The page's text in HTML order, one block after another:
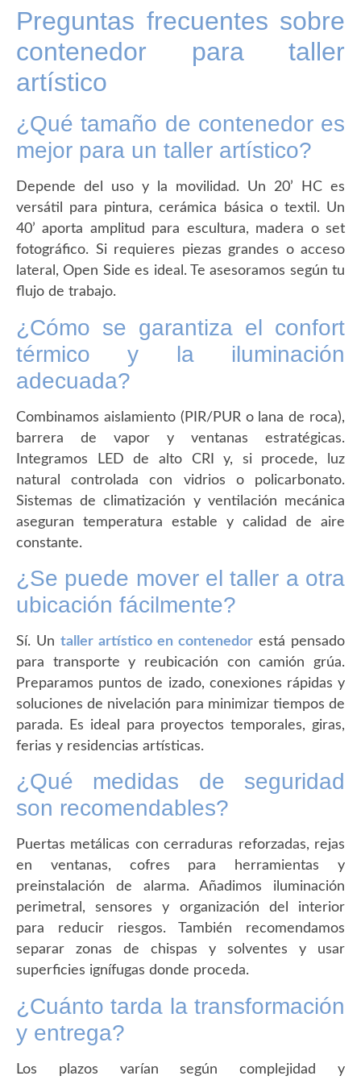
Preguntas frecuentes sobre
contenedor para taller
artístico
¿Qué tamaño de contenedor es
mejor para un taller artístico?
Depende del uso y la movilidad. Un 20’ HC es
versátil para pintura, cerámica básica o textil. Un
40’ aporta amplitud para escultura, madera o set
fotográfico. Si requieres piezas grandes o acceso
lateral, Open Side es ideal. Te asesoramos según tu
flujo de trabajo.
¿Cómo se garantiza el confort
térmico y la iluminación
adecuada?
Combinamos aislamiento (PIR/PUR o lana de roca),
barrera de vapor y ventanas estratégicas.
Integramos LED de alto CRI y, si procede, luz
natural controlada con vidrios o policarbonato.
Sistemas de climatización y ventilación mecánica
aseguran temperatura estable y calidad de aire
constante.
¿Se puede mover el taller a otra
ubicación fácilmente?
Sí. Un taller artístico en contenedor está pensado
para transporte y reubicación con camión grúa.
Preparamos puntos de izado, conexiones rápidas y
soluciones de nivelación para minimizar tiempos de
parada. Es ideal para proyectos temporales, giras,
ferias y residencias artísticas.
¿Qué medidas de seguridad
son recomendables?
Puertas metálicas con cerraduras reforzadas, rejas
en ventanas, cofres para herramientas y
preinstalación de alarma. Añadimos iluminación
perimetral, sensores y organización del interior
para reducir riesgos. También recomendamos
separar zonas de chispas y solventes y usar
superficies ignífugas donde proceda.
¿Cuánto tarda la transformación
y entrega?
Los plazos varían según complejidad y